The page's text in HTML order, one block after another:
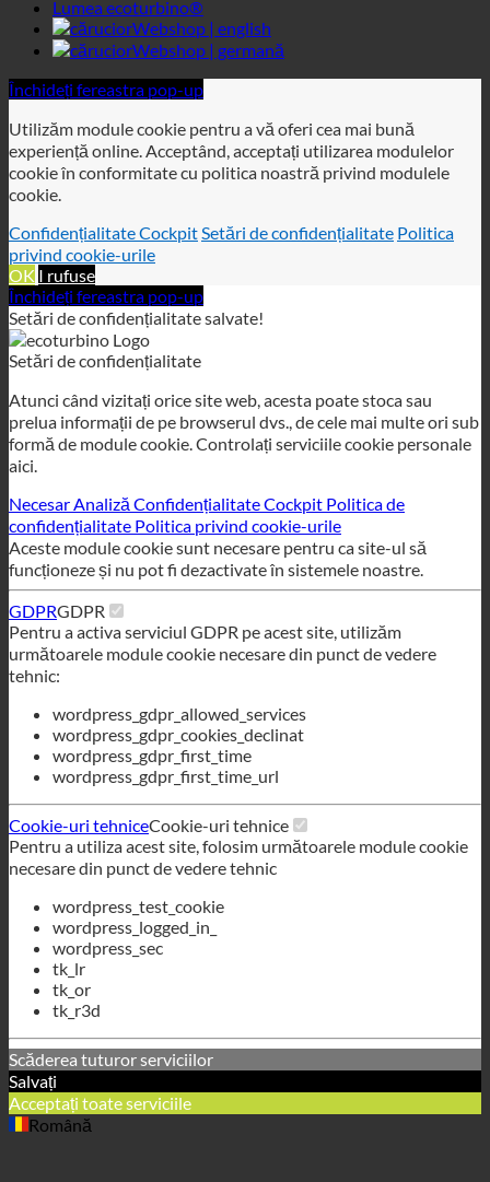
experiență online. Acceptând, acceptați utilizarea modulelor
cookie în conformitate cu politica noastră privind modulele
cookie.
Confidențialitate CockpitSetări de confidențialitate
OKI rufuse
Închideți fereastra pop-up
Setări de confidențialitate salvate!
Setări de confidențialitate
Atunci când vizitați orice site web, acesta poate stoca sau
prelua informații de pe browserul dvs., de cele mai multe ori sub
formă de module cookie. Controlați serviciile cookie personale
aici.
NecesarAnalizăConfidențialitate Cockpit
Aceste module cookie sunt necesare pentru ca site-ul să
funcționeze și nu pot fi dezactivate în sistemele noastre.
GDPR
Pentru a activa serviciul GDPR pe acest site, utilizăm
următoarele module cookie necesare din punct de vedere
tehnic:
wordpress_gdpr_allowed_services
wordpress_gdpr_cookies_declinat
wordpress_gdpr_first_time
wordpress_gdpr_first_time_url
Cookie-uri tehnice
Pentru a utiliza acest site, folosim următoarele module cookie
necesare din punct de vedere tehnic
wordpress_test_cookie
wordpress_logged_in_
wordpress_sec
tk_lr
tk_or
tk_r3d
Scăderea tuturor serviciilor
Salvați
Acceptați toate serviciile
Română